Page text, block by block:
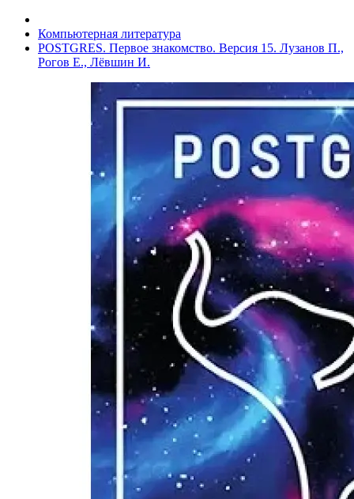
Компьютерная литература
POSTGRES. Первое знакомство. Версия 15. Лузанов П.,
Рогов Е., Лёвшин И.